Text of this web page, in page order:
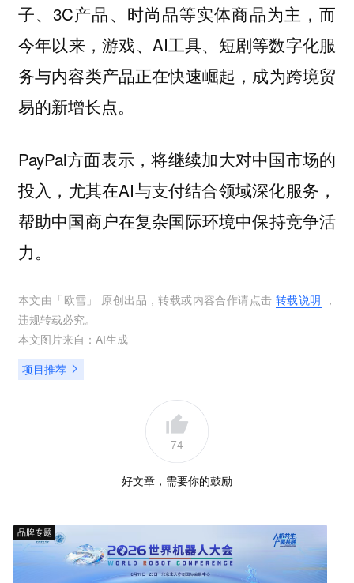
子、3C产品、时尚品等实体商品为主，而
今年以来，游戏、AI工具、短剧等数字化服
务与内容类产品正在快速崛起，成为跨境贸
易的新增长点。
PayPal方面表示，将继续加大对中国市场的
投入，尤其在AI与支付结合领域深化服务，
帮助中国商户在复杂国际环境中保持竞争活
力。
本文由「 欧雪 」 原创出品，转载或内容合作请点击 转载说明 ，
违规转载必究。
本文图片来自： AI生成
项目推荐
74
好文章，需要你的鼓励
品牌专题